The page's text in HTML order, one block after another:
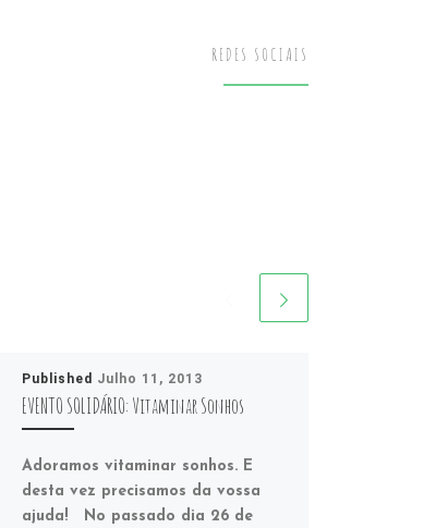
Published Julho 11, 2013
EVENTO SOLIDÁRIO: Vitaminar Sonhos
Adoramos vitaminar sonhos. E
desta vez precisamos da vossa
ajuda! No passado dia 26 de
REDES SOCIAIS